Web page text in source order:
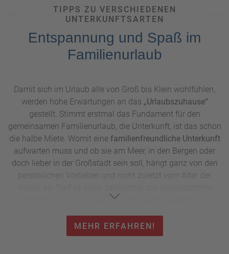
verwegene Kletterfelsen erkunden, während die Eltern in
herrlicher Natur komplett ausspannen.
TIPPS ZU VERSCHIEDENEN
UNTERKUNFTSARTEN
Entspannung und Spaß im
Familienurlaub
Damit sich im Urlaub alle von Groß bis Klein wohlfühlen,
werden hohe Erwartungen an das „Urlaubszuhause“
gestellt. Stimmt erstmal das Fundament für den
gemeinsamen Familienurlaub, die Unterkunft, ist das schon
die halbe Miete. Womit eine familienfreundliche Unterkunft
aufwarten muss und ob sie am Meer, in den Bergen oder
doch lieber in der Großstadt sein soll, hängt ganz von den
persönlichen Vorlieben und nicht zuletzt vom Alter der
Kinderhotels sein, ein nachhaltiges Camping-Mobilheim
die beliebtesten Formen familienfreundlicher Unterkünfte
und die jeweiligen Vorteilefür Sie zusammengefasst.
MEHR ERFAHREN!